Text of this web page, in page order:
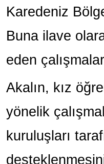
Karedeniz
Buna ilave
eden
Akalın, kız
yönelik
kuruluşları